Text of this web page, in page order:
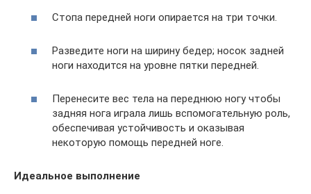
Стопа передней ноги опирается на три точки.
Разведите ноги на ширину бедер; носок задней
ноги находится на уровне пятки передней.
Перенесите вес тела на переднюю ногу чтобы
задняя нога играла лишь вспомогательную роль,
обеспечивая устойчивость и оказывая
некоторую помощь передней ноге.
Идеальное выполнение